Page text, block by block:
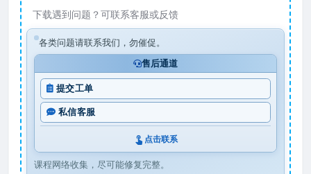
下载遇到问题？可联系客服或反馈
各类问题请联系我们，勿催促。
售后通道
提交工单
私信客服
点击联系
课程网络收集，尽可能修复完整。